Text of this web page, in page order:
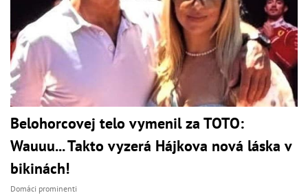
Belohorcovej telo vymenil za TOTO:
Wauuu... Takto vyzerá Hájkova nová láska v
bikinách!
Domáci prominenti